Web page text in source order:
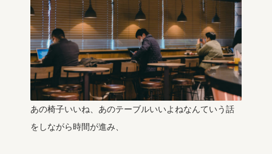
あの椅子いいね、あのテーブルいいよねなんていう話
をしながら時間が進み、